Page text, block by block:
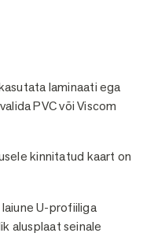
laminaati ega
PVC või Viscom
kinnitatud kaart on
laiune U-profiiliga
alusplaat seinale